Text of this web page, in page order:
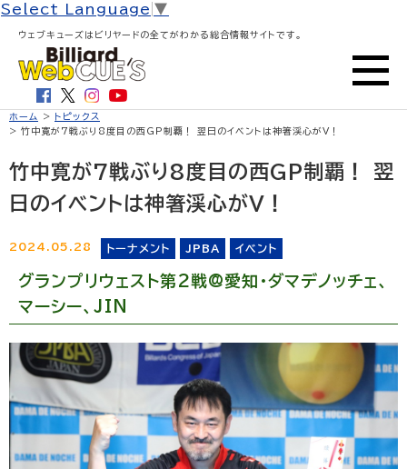
Select Language ▼
ウェブキューズはビリヤードの全てがわかる総合情報サイトです。
ホーム >
トピックス
> 竹中寛が7戦ぶり8度目の西GP制覇！ 翌日のイベントは神箸渓心がV！
竹中寛が7戦ぶり8度目の西GP制覇！ 翌
日のイベントは神箸渓心がV！
2024.05.28 トーナメント JPBA イベント
グランプリウェスト第2戦@愛知・ダマデノッチェ、
マーシー、JIN